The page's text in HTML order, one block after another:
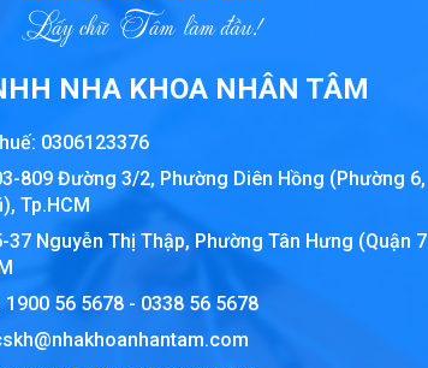
NHA KHOA NHÂN TÂM
0306123376
809 Đường 3/2, Phường Diên Hồng (Phường 6,
Tp.HCM
37 Nguyễn Thị Thập, Phường Tân Hưng (Quận 7
1900 56 5678 - 0338 56 5678